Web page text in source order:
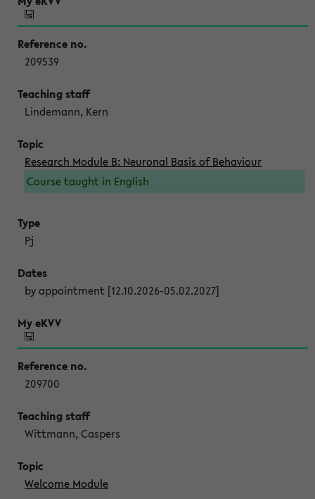
209539
Lindemann, Kern
Research Module B: Neuronal Basis of Behaviour
Course taught in English
Pj
by appointment [12.10.2026-05.02.2027]
209700
Wittmann, Caspers
Welcome Module